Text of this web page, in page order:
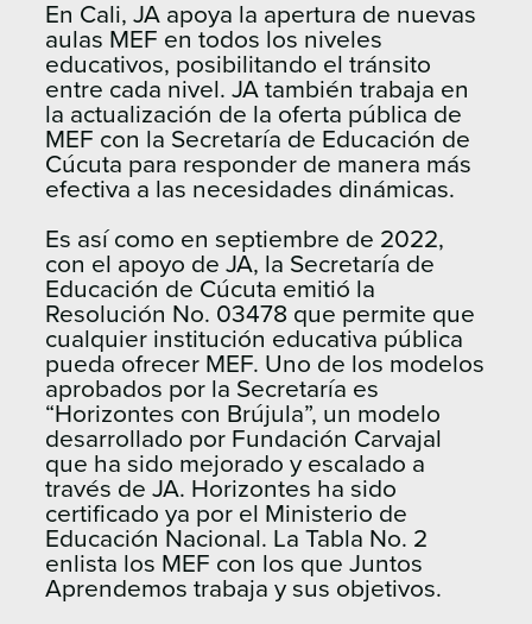
En Cali, JA apoya la apertura de nuevas
aulas MEF en todos los niveles
educativos, posibilitando el tránsito
entre cada nivel. JA también trabaja en
la actualización de la oferta pública de
MEF con la Secretaría de Educación de
Cúcuta para responder de manera más
efectiva a las necesidades dinámicas.
Es así como en septiembre de 2022,
con el apoyo de JA, la Secretaría de
Educación de Cúcuta emitió la
Resolución No. 03478 que permite que
cualquier institución educativa pública
pueda ofrecer MEF. Uno de los modelos
aprobados por la Secretaría es
“Horizontes con Brújula”, un modelo
desarrollado por Fundación Carvajal
que ha sido mejorado y escalado a
través de JA. Horizontes ha sido
certificado ya por el Ministerio de
Educación Nacional. La Tabla No. 2
enlista los MEF con los que Juntos
Aprendemos trabaja y sus objetivos.